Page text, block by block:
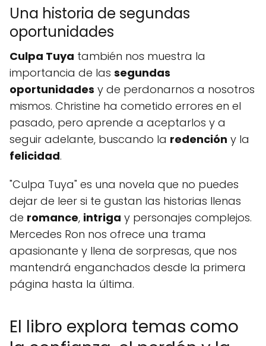
Una historia de segundas
oportunidades
Culpa Tuya también nos muestra la
importancia de las segundas
oportunidades y de perdonarnos a nosotros
mismos. Christine ha cometido errores en el
pasado, pero aprende a aceptarlos y a
seguir adelante, buscando la redención y la
felicidad.
"Culpa Tuya" es una novela que no puedes
dejar de leer si te gustan las historias llenas
de romance, intriga y personajes complejos.
Mercedes Ron nos ofrece una trama
apasionante y llena de sorpresas, que nos
mantendrá enganchados desde la primera
página hasta la última.
El libro explora temas como